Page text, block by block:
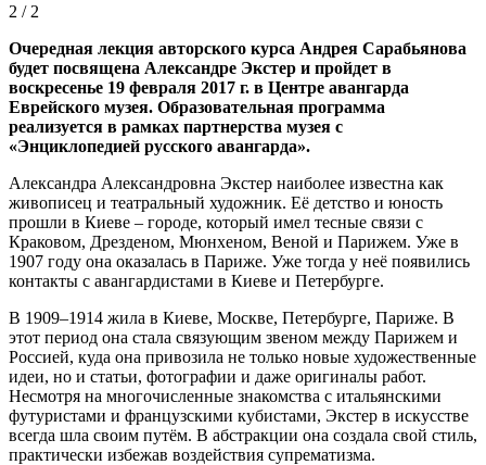
2 / 2
Очередная лекция авторского курса Андрея Сарабьянова
будет посвящена Александре Экстер и пройдет в
воскресенье 19 февраля 2017 г. в Центре авангарда
Еврейского музея. Образовательная программа
реализуется в рамках партнерства музея с
«Энциклопедией русского авангарда».
Александра Александровна Экстер наиболее известна как
живописец и театральный художник. Её детство и юность
прошли в Киеве – городе, который имел тесные связи с
Краковом, Дрезденом, Мюнхеном, Веной и Парижем. Уже в
1907 году она оказалась в Париже. Уже тогда у неё появились
контакты с авангардистами в Киеве и Петербурге.
В 1909–1914 жила в Киеве, Москве, Петербурге, Париже. В
этот период она стала связующим звеном между Парижем и
Россией, куда она привозила не только новые художественные
идеи, но и статьи, фотографии и даже оригиналы работ.
Несмотря на многочисленные знакомства с итальянскими
футуристами и французскими кубистами, Экстер в искусстве
всегда шла своим путём. В абстракции она создала свой стиль,
практически избежав воздействия супрематизма.